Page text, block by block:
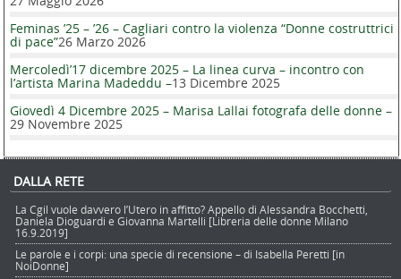
Feminas ’25 – ’26 – Cagliari contro la violenza “Donne costruttrici
di pace”26 Marzo 2026
Mercoledì’17 dicembre 2025 – La linea curva – incontro con
l’artista Marina Madeddu –13 Dicembre 2025
Giovedì 4 Dicembre 2025 – Marisa Lallai fotografa delle donne –
29 Novembre 2025
DALLA RETE
La Cgil vuole davvero l’Utero in affitto? Appello di Alessandra Bocchetti,
Daniela Dioguardi e Giovanna Martelli [Libreria delle donne Milano
16.9.2019]
Le parole e i corpi: una specie di recensione – di Isabella Peretti [in
NoiDonne]